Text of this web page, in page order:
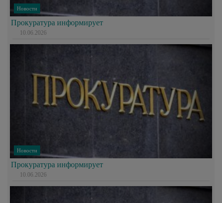
Новости
Прокуратура информирует
10.06.2026
Новости
Прокуратура информирует
10.06.2026